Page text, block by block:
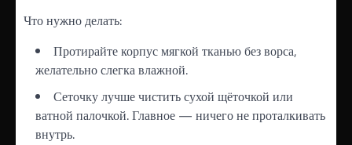
Что нужно делать:
Протирайте корпус мягкой тканью без ворса,
желательно слегка влажной.
Сеточку лучше чистить сухой щёточкой или
ватной палочкой. Главное — ничего не проталкивать
внутрь.